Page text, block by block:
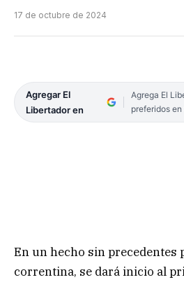
17 de octubre de 2024
Agregar El
Libertador en
Agrega El
preferidos en
En un hecho sin precedentes
correntina, se dará inicio al